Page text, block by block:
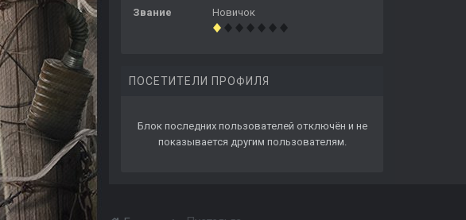
Звание Новичок
ПОСЕТИТЕЛИ ПРОФИЛЯ
Блок последних пользователей отключён и не
показывается другим пользователям.